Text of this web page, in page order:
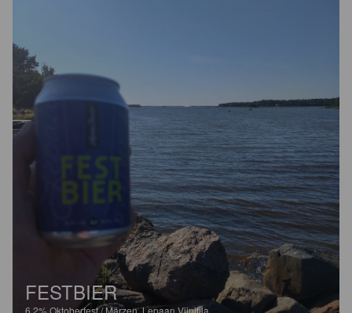
FESTBIER
6.2%Oktoberfest / Märzen.Lepaan Viinitila.